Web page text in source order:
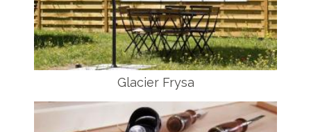
Glacier Frysa